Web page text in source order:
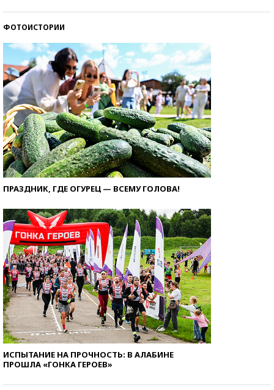
ФОТОИСТОРИИ
ПРАЗДНИК, ГДЕ ОГУРЕЦ — ВСЕМУ ГОЛОВА!
ИСПЫТАНИЕ НА ПРОЧНОСТЬ: В АЛАБИНЕ
ПРОШЛА «ГОНКА ГЕРОЕВ»